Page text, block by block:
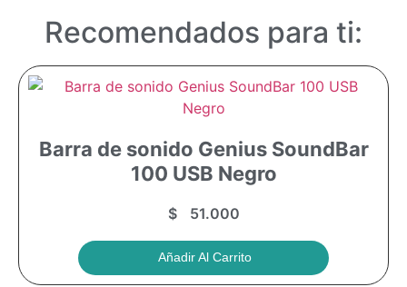
Recomendados para ti:
Barra de sonido Genius SoundBar
100 USB Negro
$51.000
Añadir Al Carrito